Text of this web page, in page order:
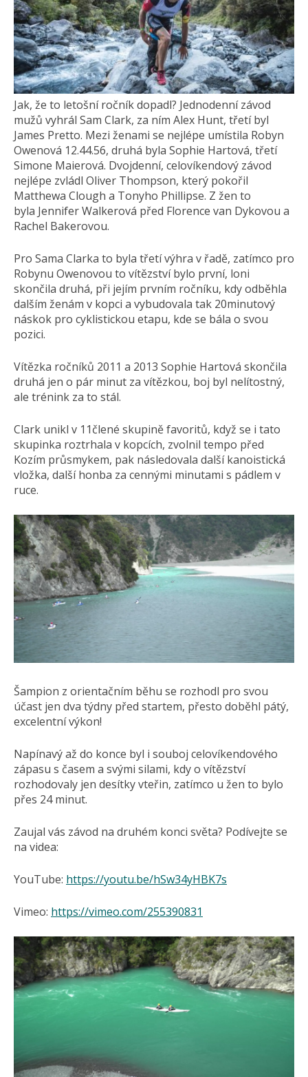
Jak, že to letošní ročník dopadl? Jednodenní závod
mužů vyhrál Sam Clark, za ním Alex Hunt, třetí byl
James Pretto. Mezi ženami se nejlépe umístila Robyn
Owenová 12.44.56, druhá byla Sophie Hartová, třetí
Simone Maierová. Dvojdenní, celovíkendový závod
nejlépe zvládl Oliver Thompson, který pokořil
Matthewa Clough a Tonyho Phillipse. Z žen to
byla Jennifer Walkerová před Florence van Dykovou a
Rachel Bakerovou.
Pro Sama Clarka to byla třetí výhra v řadě, zatímco pro
Robynu Owenovou to vítězství bylo první, loni
skončila druhá, při jejím prvním ročníku, kdy odběhla
dalším ženám v kopci a vybudovala tak 20minutový
náskok pro cyklistickou etapu, kde se bála o svou
pozici.
Vítězka ročníků 2011 a 2013 Sophie Hartová skončila
druhá jen o pár minut za vítězkou, boj byl nelítostný,
ale trénink za to stál.
Clark unikl v 11člené skupině favoritů, když se i tato
skupinka roztrhala v kopcích, zvolnil tempo před
Kozím průsmykem, pak následovala další kanoistická
vložka, další honba za cennými minutami s pádlem v
ruce.
Šampion z orientačním běhu se rozhodl pro svou
účast jen dva týdny před startem, přesto doběhl pátý,
excelentní výkon!
Napínavý až do konce byl i souboj celovíkendového
zápasu s časem a svými silami, kdy o vítězství
rozhodovaly jen desítky vteřin, zatímco u žen to bylo
přes 24 minut.
Zaujal vás závod na druhém konci světa? Podívejte se
na videa:
YouTube: https://youtu.be/hSw34yHBK7s
Vimeo: https://vimeo.com/255390831